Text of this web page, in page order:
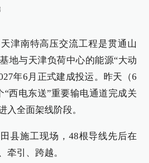
津南特高压交流工程是贯通山
地与天津负荷中心的能源“大动
年6月正式建成投运。昨天（6
“西电东送”重要输电通道完成关
入全面架线阶段。
县施工现场，48根导线先后在
牵引、跨越。